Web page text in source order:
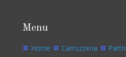
Menu
Home Carrozzeria